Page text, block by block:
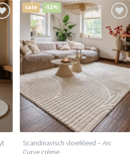
sale -51%
Scandinavisch vloerkleed – Arc
Curve crème